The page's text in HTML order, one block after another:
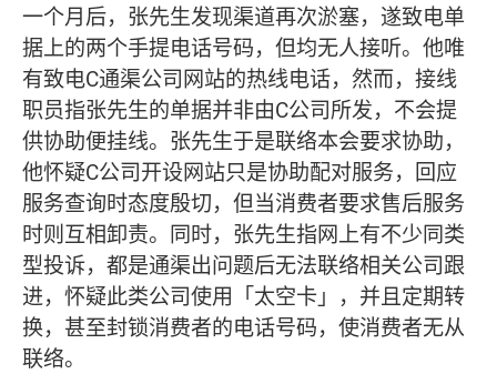
一个月后，张先生发现渠道再次淤塞，遂致电单
据上的两个手提电话号码，但均无人接听。他唯
有致电C通渠公司网站的热线电话，然而，接线
职员指张先生的单据并非由C公司所发，不会提
供协助便挂线。张先生于是联络本会要求协助，
他怀疑C公司开设网站只是协助配对服务，回应
服务查询时态度殷切，但当消费者要求售后服务
时则互相卸责。同时，张先生指网上有不少同类
型投诉，都是通渠出问题后无法联络相关公司跟
进，怀疑此类公司使用「太空卡」，并且定期转
换，甚至封锁消费者的电话号码，使消费者无从
联络。